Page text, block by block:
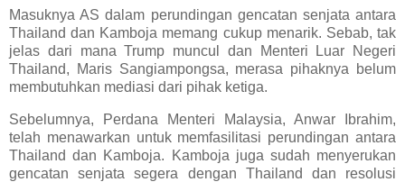
Masuknya AS dalam perundingan gencatan senjata antara
Thailand dan Kamboja memang cukup menarik. Sebab, tak
jelas dari mana Trump muncul dan Menteri Luar Negeri
Thailand, Maris Sangiampongsa, merasa pihaknya belum
membutuhkan mediasi dari pihak ketiga.
Sebelumnya, Perdana Menteri Malaysia, Anwar Ibrahim,
telah menawarkan untuk memfasilitasi perundingan antara
Thailand dan Kamboja. Kamboja juga sudah menyerukan
gencatan senjata segera dengan Thailand dan resolusi